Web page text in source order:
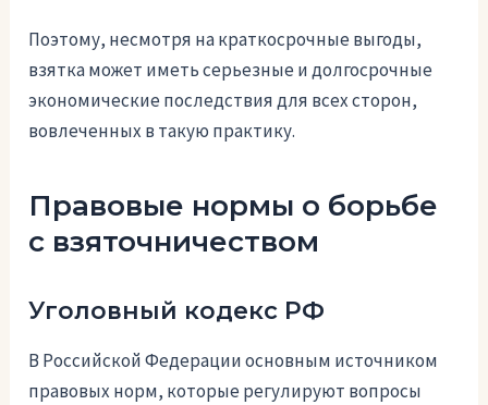
Поэтому, несмотря на краткосрочные выгоды,
взятка может иметь серьезные и долгосрочные
экономические последствия для всех сторон,
вовлеченных в такую практику.
Правовые нормы о борьбе
с взяточничеством
Уголовный кодекс РФ
В Российской Федерации основным источником
правовых норм, которые регулируют вопросы